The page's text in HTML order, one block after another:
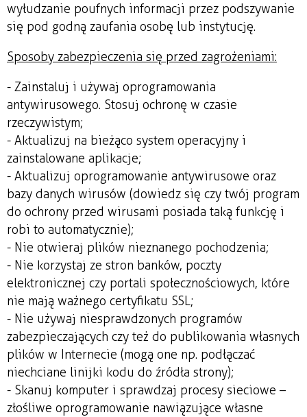
wyłudzanie poufnych informacji przez podszywanie
się pod godną zaufania osobę lub instytucję.
Sposoby zabezpieczenia się przed zagrożeniami:
- Zainstaluj i używaj oprogramowania
antywirusowego. Stosuj ochronę w czasie
rzeczywistym;
- Aktualizuj na bieżąco system operacyjny i
zainstalowane aplikacje;
- Aktualizuj oprogramowanie antywirusowe oraz
bazy danych wirusów (dowiedz się czy twój program
do ochrony przed wirusami posiada taką funkcję i
robi to automatycznie);
- Nie otwieraj plików nieznanego pochodzenia;
- Nie korzystaj ze stron banków, poczty
elektronicznej czy portali społecznościowych, które
nie mają ważnego certyfikatu SSL;
- Nie używaj niesprawdzonych programów
zabezpieczających czy też do publikowania własnych
plików w Internecie (mogą one np. podłączać
niechciane linijki kodu do źródła strony);
- Skanuj komputer i sprawdzaj procesy sieciowe –
złośliwe oprogramowanie nawiązujące własne